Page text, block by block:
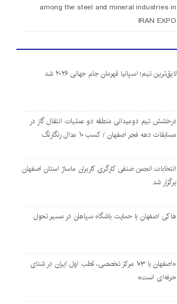
among the steel and mineral industries in
IRAN EXPO
لایق‌ترین تیم؛ اسپانیا قهرمان جام جهانی ۲۰۲۶ شد
درخشش تیم دومیدانی منطقه دو عملیات انتقال گاز در
مسابقات دهه فجر اصفهان / کسب ۱۰ مدال رنگارنگ
انتخابات انجمن صنفی کارگری کاربران ماساژ استان اصفهان
برگزار شد
هاکی اصفهان با حمایت باشگاه سپاهان در مسیر تحول
«اصفهان با ۱۰۳ مرکز تخصصی، قطب اول ایران در شنای
حرفه‌ای است»